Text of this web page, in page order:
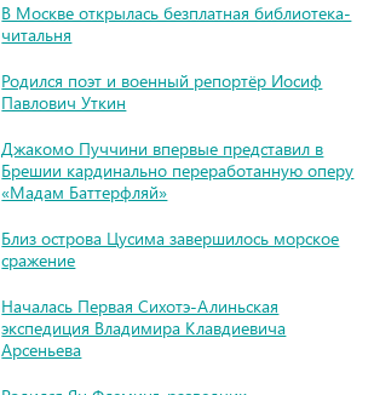
В Москве открылась безплатная библиотека-
читальня
Родился поэт и военный репортёр Иосиф
Павлович Уткин
Джакомо Пуччини впервые представил в
Брешии кардинально переработанную оперу
«Мадам Баттерфляй»
Близ острова Цусима завершилось морское
сражение
Началась Первая Сихотэ-Алиньская
экспедиция Владимира Клавдиевича
Арсеньева